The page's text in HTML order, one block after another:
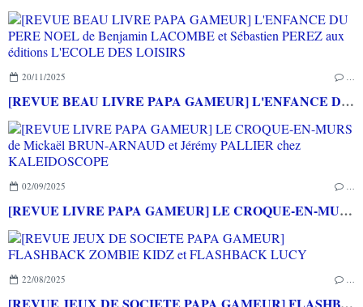
20/11/2025 …
[REVUE BEAU LIVRE PAPA GAMEUR] L'ENFANCE DU PERE NOEL de Benjamin LACOMBE et Sébastien PEREZ aux éditions L'ECOLE DES LOISIRS
02/09/2025 …
[REVUE LIVRE PAPA GAMEUR] LE CROQUE-EN-MURS de Mickaël BRUN-ARNAUD et Jérémy PALLIER chez KALEIDOSCOPE
22/08/2025 …